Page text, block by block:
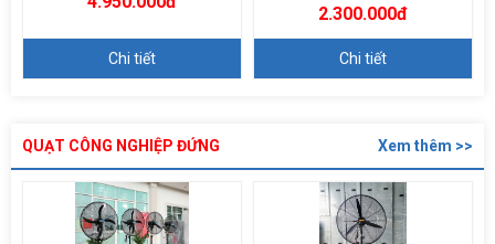
Chi tiết
2.300.000đ
Chi tiết
QUẠT CÔNG NGHIỆP ĐỨNG Xem thêm >>